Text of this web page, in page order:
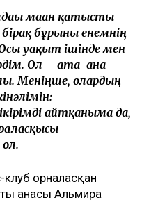
маған қатысты
бұрынғы енемнің
уақыт ішінде мен
Ол – ата-ана
Меніңше, олардың
айтқаныма да,
ол.
клуб орналасқан
анасы Альмира